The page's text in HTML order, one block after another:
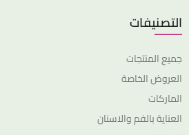
التصنيفات
جميع المنتجات
العروض الخاصة
الماركات
العناية بالفم والاسنان